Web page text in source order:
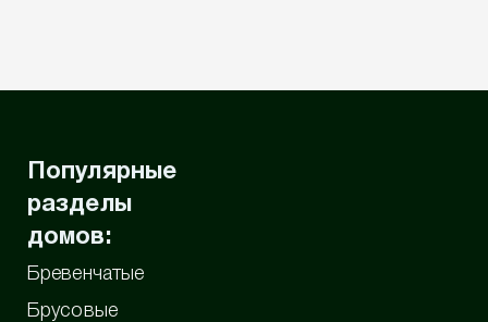
Популярные
разделы
домов:
Бревенчатые
Брусовые